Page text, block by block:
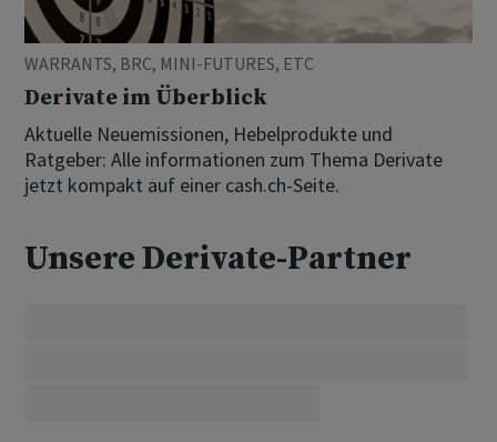
WARRANTS, BRC, MINI-FUTURES, ETC
Derivate im Überblick
Aktuelle Neuemissionen, Hebelprodukte und
Ratgeber: Alle informationen zum Thema Derivate
jetzt kompakt auf einer cash.ch-Seite.
Unsere Derivate-Partner